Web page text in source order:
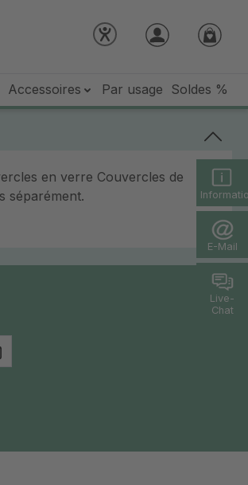
E-Mail
Live-
Chat
Accessoires Par usage Soldes %
en verre Couvercles de
séparément.